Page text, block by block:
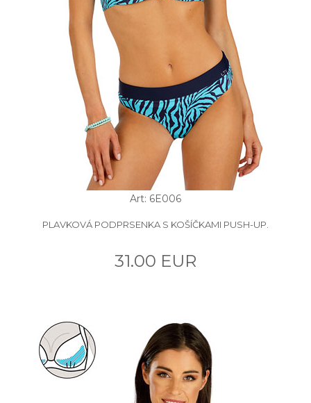
Art: 6E006
PLAVKOVÁ PODPRSENKA S KOŠÍČKAMI PUSH-UP.
31.00 EUR